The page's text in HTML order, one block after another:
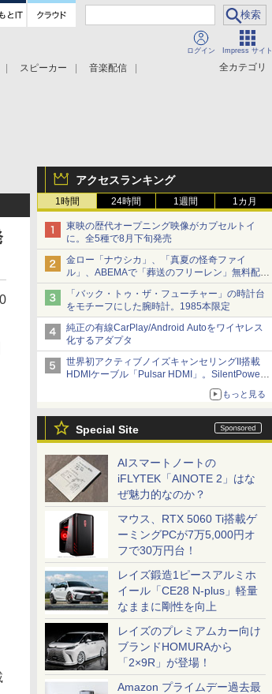
ログイン Impress サイト
全カテゴリ
スピーカー
音楽配信
アクセスランキング
1時間 24時間 1週間 1カ月
東映の歴代オープニング映像がカプセルトイ
に。全5種で8月下旬発売
金ロー「ナウシカ」、「真夏の怪奇ファイ
ル」、ABEMAで「葬送のフリーレン」無料配信
など。夏の特番・配信情報
「バック・トゥ・ザ・フューチャー」の時計台
をモチーフにした腕時計。1985本限定
純正の有線CarPlay/Android Autoをワイヤレス
化するアダプタ
世界初アクティブノイズキャンセリングII搭載
HDMIケーブル「Pulsar HDMI」。SilentPower
もっと見る
Special Site
AIスマートノートの
iFLYTEK「AINOTE 2」はな
ぜ魅力的なのか？
マウス、RTX 5060 Ti搭載ゲ
ーミングPCが7万5,000円オ
フで30万円台！
レイズ鍛造1ピースアルミホ
イール「CE28 N-plus」軽量
なままに剛性を向上
レイズのプレミアムカー向け
ブランドHOMURAから
「2×9R」が登場！
Amazon プライムデー過去最